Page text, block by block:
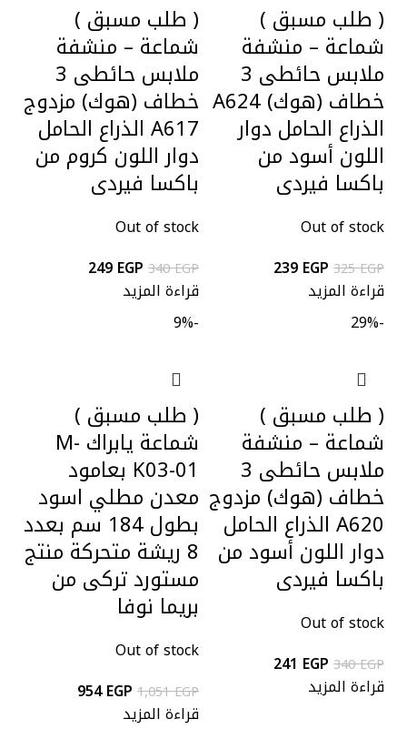
( طلب مسبق )
شماعة – منشفة
ملابس حائطى 3
خطاف (هوك) A624
الذراع الحامل دوار
اللون أسود من
باكسا فيردى
Out of stock
325EGP
239EGP
قراءة المزيد
( طلب مسبق )
شماعة – منشفة
ملابس حائطى 3
خطاف (هوك) مزدوج
A617 الذراع الحامل
دوار اللون كروم من
باكسا فيردى
Out of stock
340EGP
249EGP
قراءة المزيد
-29%
( طلب مسبق )
شماعة – منشفة
ملابس حائطى 3
خطاف (هوك) مزدوج
A620 الذراع الحامل
دوار اللون أسود من
باكسا فيردى
Out of stock
340EGP
241 EGP
قراءة المزيد
-9%
( طلب مسبق )
شماعة يابراك M-
K03-01 بعامود
معدن مطلي اسود
بطول 184 سم بعدد
8 ريشة متحركة منتج
مستورد تركى من
بريما نوفا
Out of stock
1,051EGP
954EGP
قراءة المزيد